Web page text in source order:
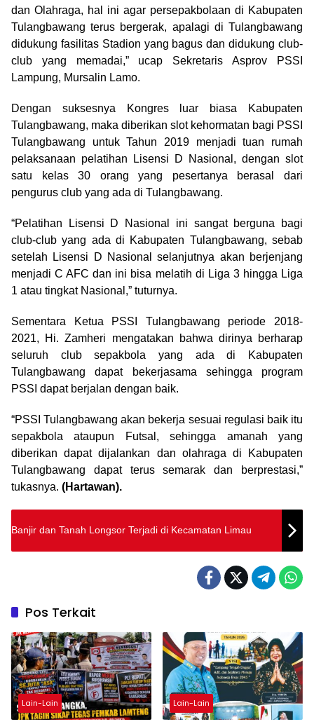
dan Olahraga, hal ini agar persepakbolaan di Kabupaten
Tulangbawang terus bergerak, apalagi di Tulangbawang
didukung fasilitas Stadion yang bagus dan didukung club-
club yang memadai,” ucap Sekretaris Asprov PSSI
Lampung, Mursalin Lamo.
Dengan suksesnya Kongres luar biasa Kabupaten
Tulangbawang, maka diberikan slot kehormatan bagi PSSI
Tulangbawang untuk Tahun 2019 menjadi tuan rumah
pelaksanaan pelatihan Lisensi D Nasional, dengan slot
satu kelas 30 orang yang pesertanya berasal dari
pengurus club yang ada di Tulangbawang.
“Pelatihan Lisensi D Nasional ini sangat berguna bagi
club-club yang ada di Kabupaten Tulangbawang, sebab
setelah Lisensi D Nasional selanjutnya akan berjenjang
menjadi C AFC dan ini bisa melatih di Liga 3 hingga Liga
1 atau tingkat Nasional,” tuturnya.
Sementara Ketua PSSI Tulangbawang periode 2018-
2021, Hi. Zamheri mengatakan bahwa dirinya berharap
seluruh club sepakbola yang ada di Kabupaten
Tulangbawang dapat bekerjasama sehingga program
PSSI dapat berjalan dengan baik.
“PSSI Tulangbawang akan bekerja sesuai regulasi baik itu
sepakbola ataupun Futsal, sehingga amanah yang
diberikan dapat dijalankan dan olahraga di Kabupaten
Tulangbawang dapat terus semarak dan berprestasi,”
tukasnya. (Hartawan).
Banjir dan Tanah Longsor Terjadi di Kecamatan Limau
Pos Terkait
Lain-Lain Lain-Lain